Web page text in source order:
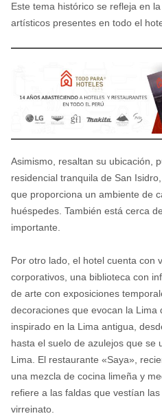
Este tema histórico se refleja en
artísticos presentes en todo el
Asimismo, resaltan su ubicación,
residencial tranquila de San
que proporciona un ambiente de
huéspedes. También está cerca
importante.
Por otro lado, el hotel cuenta con
corporativos, una biblioteca con
de arte con exposiciones
decoraciones que evocan la Lima
inspirado en la Lima antigua,
hasta el suelo de azulejos que se
Lima. El restaurante «Saya»,
una mezcla de cocina limeña y
refiere a las faldas que vestían
virreinato.